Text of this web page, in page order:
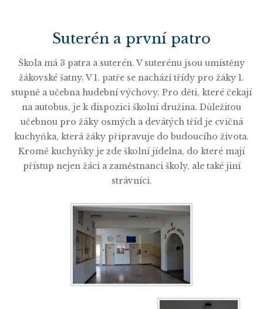
Suterén a první patro
Škola má 3 patra a suterén. V suterénu jsou umístěny
žákovské šatny. V 1. patře se nachází třídy pro žáky 1.
stupně a učebna hudební výchovy. Pro děti, které čekají
na autobus, je k dispozici školní družina. Důležitou
učebnou pro žáky osmých a devátých tříd je cvičná
kuchyňka, která žáky připravuje do budoucího života.
Kromě kuchyňky je zde školní jídelna, do které mají
přístup nejen žáci a zaměstnanci školy, ale také jiní
strávníci.